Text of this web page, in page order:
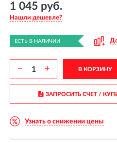
1 045 руб.
Нашли дешевле?
ЕСТЬ В НАЛИЧИИ
− + В КОРЗИНУ
ЗАПРОСИТЬ СЧЕТ /
Узнать о снижении цены